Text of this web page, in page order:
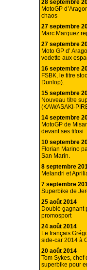
28 septembre
MotoGP
chaos
27 septembre
Marc Marquez
27 septembre
Moto GP d’
vedette aux
16 septembre
FSBK, le titre
Dunlop).
15 septembre
Nouveau titre
(KAWASAKI-
14 septembre
MotoGP de
devant ses tifosi
10 septembre
Florian Marino
San Marin.
8 septembre
Melandri et
7 septembre
Superbike de
25 août 2014
Doublé gagnant
promosport
24 août 2014
Le français
side-car 2014 à
20 août 2014
Tom Sykes, chef
superbike pour